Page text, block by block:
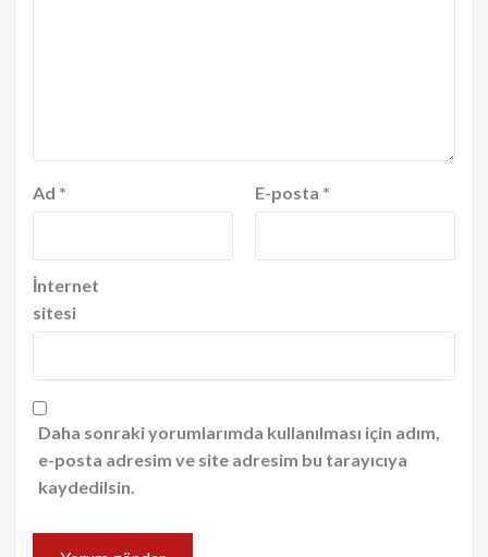
Ad * E-posta *
İnternet
sitesi
Daha sonraki yorumlarımda kullanılması için adım,
e-posta adresim ve site adresim bu tarayıcıya
kaydedilsin.